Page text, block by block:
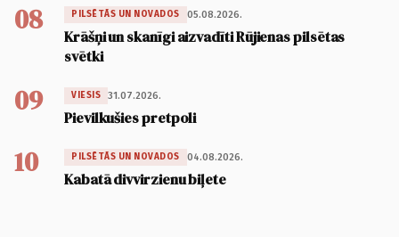
08 PILSĒTĀS UN NOVADOS 05.08.2026.
Krāšņi un skanīgi aizvadīti Rūjienas pilsētas
svētki
09 VIESIS 31.07.2026.
Pievilkušies pretpoli
10 PILSĒTĀS UN NOVADOS 04.08.2026.
Kabatā divvirzienu biļete